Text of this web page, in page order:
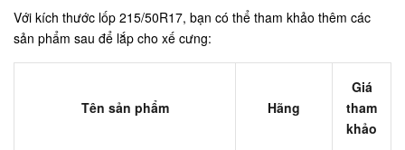
Với kích thước lốp 215/50R17, bạn có thể tham khảo thêm các
sản phẩm sau để lắp cho xế cưng:
Tên sản phẩm Hãng
Giá
tham
khảo